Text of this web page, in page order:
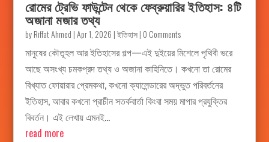
রোমের ট্রেভি ফাউন্টেন থেকে ফেব্রুয়ারির ইতিহাস: ৪টি
অজানা মজার তথ্য
byRiffat Ahmed |Apr 1, 2026 |ইতিহাস| 0 Comments
মানুষের কৌতূহল আর ইতিহাসের গল্প—এই দুইয়ের মিশেলে পৃথিবী ভরে
আছে অসংখ্য চমকপ্রদ তথ্য ও অজানা কাহিনিতে। কখনো তা রোমের
বিখ্যাত ফোয়ারার প্রেমকথা, কখনো ক্যালেন্ডারের অদ্ভুত পরিবর্তনের
ইতিহাস, আবার কখনো প্রাচীন সতর্কবার্তা কিংবা সময় মাপার প্রযুক্তির
বিবর্তন। এই লেখায় এমনই...
read more